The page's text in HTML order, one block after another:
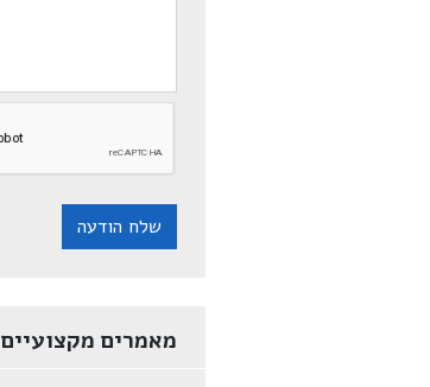
שלח הודעה
מאמרים מקצועיים